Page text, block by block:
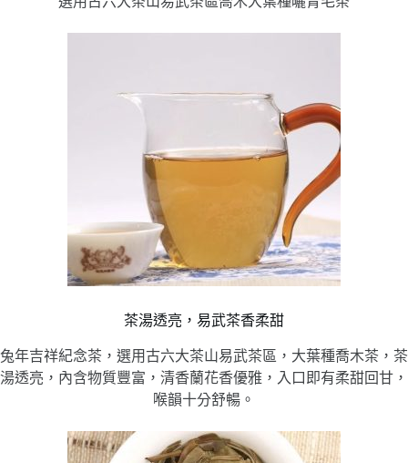
茶湯透亮，易武茶香柔甜
兔年吉祥紀念茶，選用古六大茶山易武茶區，大葉種喬木茶，茶
湯透亮，內含物質豐富，清香蘭花香優雅，入口即有柔甜回甘，
喉韻十分舒暢。